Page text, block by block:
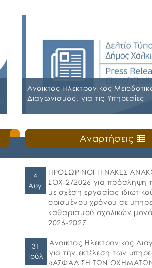
Ανοικτός Ηλεκτρονικός
Διαγωνισμός, για τις Υπηρεσίες
ορίων του Δήμου Χαλκιδέων
ΕΓΓΡΑΦΑ ΣΥΜΒΑΣΗΣΑναρτήσεις
4
Αυγ
ΠΡΟΣΩΡΙΝΟΙ ΠΙΝΑΚΕΣ
ΣΟΧ 2/2026 για πρόσληψη
με σχέση εργασίας
ορισμένου χρόνου σε
καθαρισμού σχολικών
2026-2027
31
Ιούλ
Ανοικτός Ηλεκτρονικός
για την εκτέλεση των
«ΑΣΦΑΛΙΣΗ ΤΩΝ